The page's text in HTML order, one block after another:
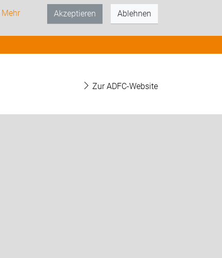
Mehr
Akzeptieren Ablehnen
Zur ADFC-Website